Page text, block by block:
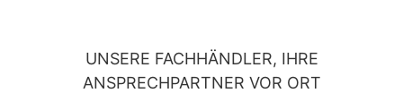
UNSERE FACHHÄNDLER, IHRE
ANSPRECHPARTNER VOR ORT